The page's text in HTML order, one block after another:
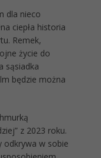
dla nieco
ciepła historia
Remek,
życie do
sąsiadka
będzie można
z 2023 roku.
odkrywa w sobie